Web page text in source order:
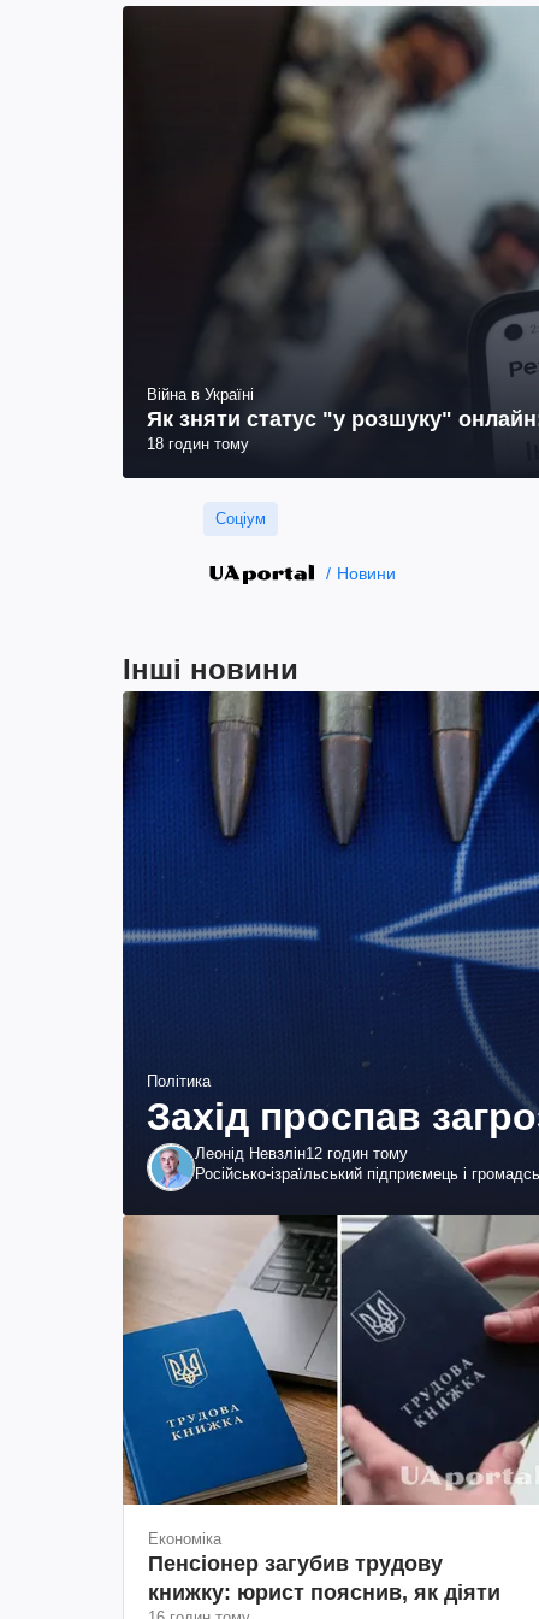
Війна в Україні
Як зняти статус "у розшуку"
18 годин тому
Соціум
Новини
Інші новини
Політика
Захід проспав
Леонід Невзлін12 годин тому
Російсько-ізраїльський підприємець і
Економіка
Пенсіонер загубив трудову
книжку: юрист пояснив, як діяти